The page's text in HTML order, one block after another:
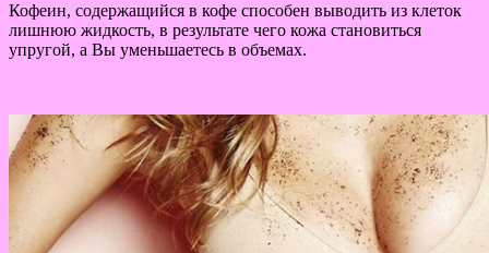
Кофеин, содержащийся в кофе способен выводить из клеток
лишнюю жидкость, в результате чего кожа становиться
упругой, а Вы уменьшаетесь в объемах.